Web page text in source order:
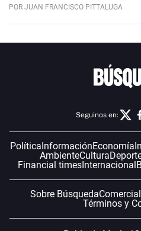
POR JUAN FRANCISCO PITTALUGA
Seguinos en:
Política InformaciónEconomía
AmbienteCultura
Financial timesInternacional
Sobre BúsquedaComercial
Términos y